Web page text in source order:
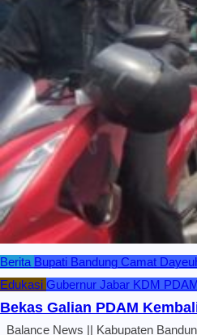
Berita Bupati Bandung Camat
Edukasi Gubernur Jabar KDM
Bekas Galian PDAM
Balance News || Kabupaten